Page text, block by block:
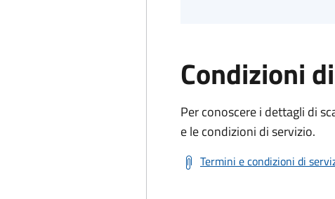
Condizioni
Per conoscere i dettagli di
e le condizioni di servizio.
Termini e condizioni di